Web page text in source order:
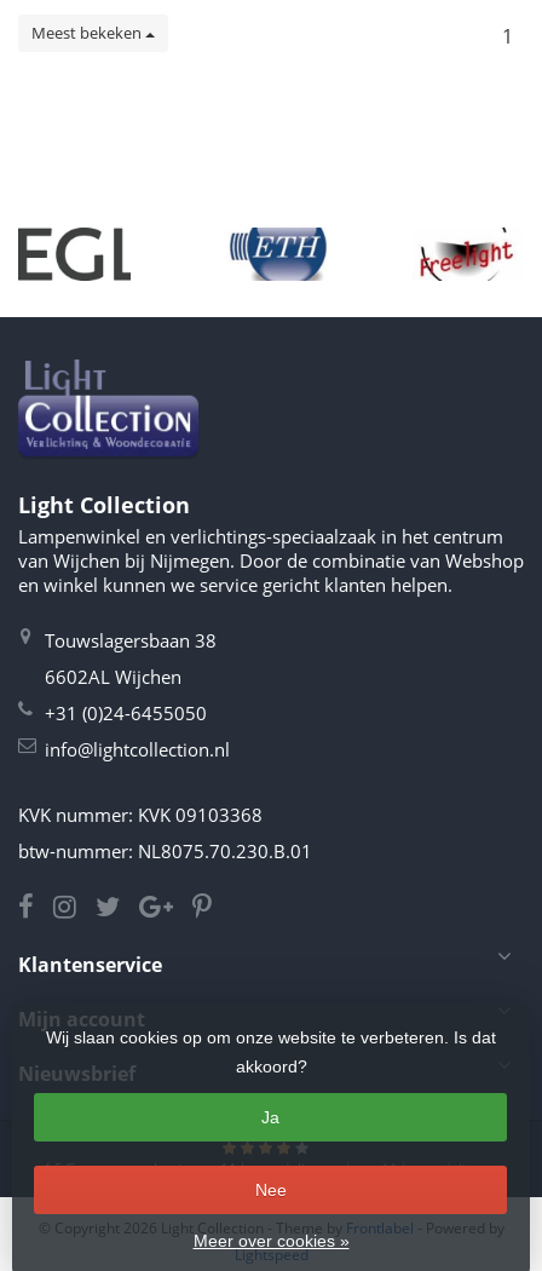
Meest bekeken 1
Light Collection
Lampenwinkel en verlichtings-speciaalzaak in het centrum
van Wijchen bij Nijmegen. Door de combinatie van Webshop
en winkel kunnen we service gericht klanten helpen.
Touwslagersbaan 38
6602AL Wijchen
+31 (0)24-6455050
info@lightcollection.nl
KVK nummer: KVK 09103368
btw-nummer: NL8075.70.230.B.01
Klantenservice
Mijn account
Nieuwsbrief
4.5/5sterren op basis van11beoordelingen.Lees 11 beoordelingen
Wij slaan cookies op om onze website te verbeteren. Is dat
akkoord?
Ja
Nee
Meer over cookies »
© Copyright 2026 Light Collection - Theme by Frontlabel - Powered by
Lightspeed